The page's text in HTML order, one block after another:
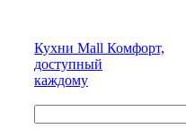
Кухни Mall Комфорт,
доступный
каждому